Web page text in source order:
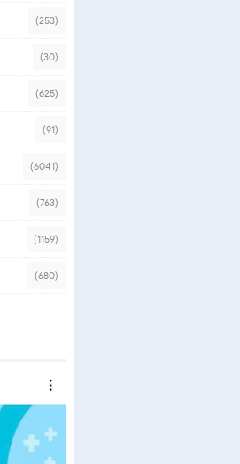
(253)
(30)
(625)
(91)
(6041)
(763)
(1159)
(680)